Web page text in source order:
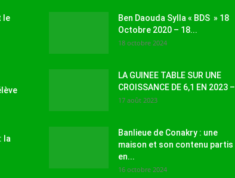
le
la
Ben Daouda Sylla « BDS » 18
Octobre 2020 – 18...
18 octobre 2024
LA GUINEE TABLE SUR UNE
CROISSANCE DE 6,1 EN 2023 –
17 août 2023
Banlieue de Conakry : une
maison et son contenu partis
en...
16 octobre 2024